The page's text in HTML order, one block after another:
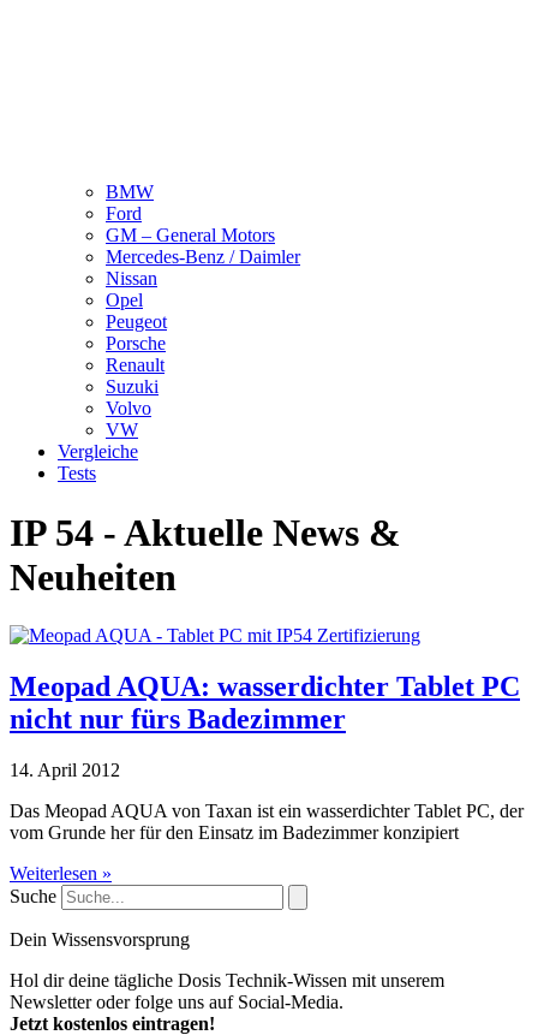
BMW
Ford
GM – General Motors
Mercedes-Benz / Daimler
Nissan
Opel
Peugeot
Porsche
Renault
Suzuki
Volvo
VW
Vergleiche
Tests
IP 54 - Aktuelle News &
Neuheiten
Meopad AQUA: wasserdichter Tablet PC
nicht nur fürs Badezimmer
14. April 2012
Das Meopad AQUA von Taxan ist ein wasserdichter Tablet PC, der
vom Grunde her für den Einsatz im Badezimmer konzipiert
Weiterlesen »
Suche
Dein Wissensvorsprung
Hol dir deine tägliche Dosis Technik-Wissen mit unserem
Newsletter oder folge uns auf Social-Media.
Jetzt kostenlos eintragen!